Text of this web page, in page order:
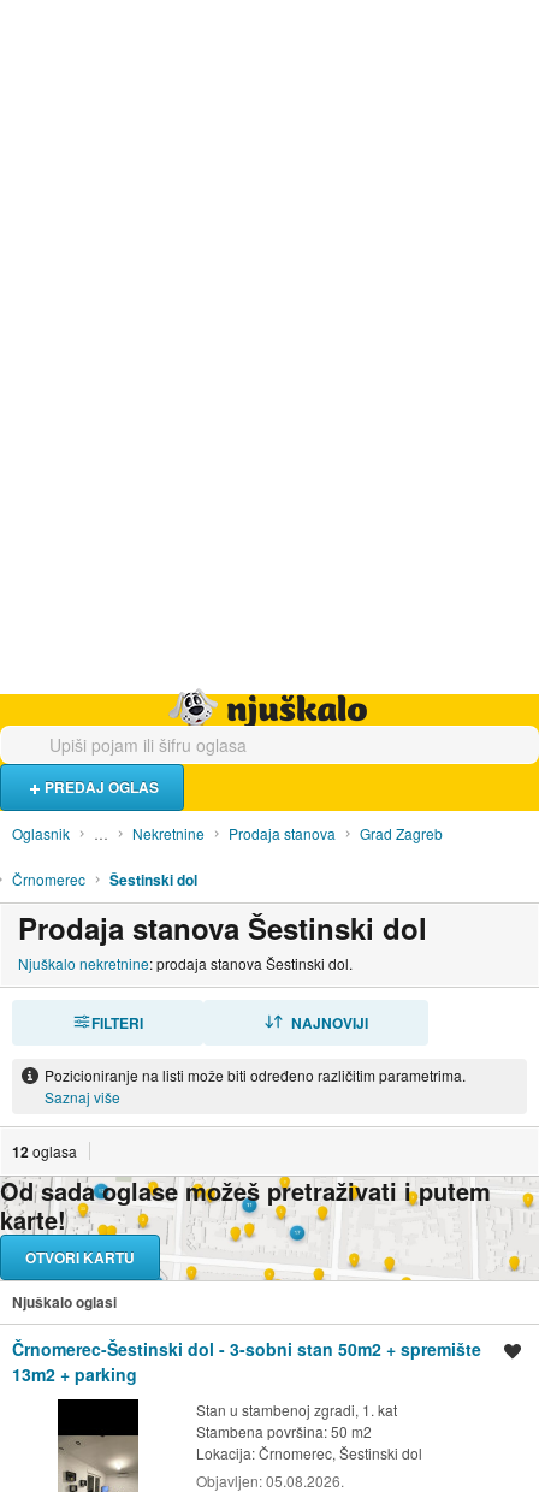
PREDAJ OGLAS
Oglasnik … Nekretnine Prodaja stanova Grad Zagreb
Črnomerec Šestinski dol
Prodaja stanova Šestinski dol
Njuškalo nekretnine: prodaja stanova Šestinski dol.
FILTERI NAJNOVIJI
Pozicioniranje na listi može biti određeno različitim parametrima.
Saznaj više
12oglasa
Od sada oglase možeš pretraživati i putem
karte!
OTVORI KARTU
Njuškalo oglasi
Črnomerec-Šestinski dol - 3-sobni stan 50m2 + spremište
13m2 + parking
Stan u stambenoj zgradi, 1. kat
Stambena površina: 50 m2
Lokacija:Črnomerec, Šestinski dol
Objavljen:05.08.2026.